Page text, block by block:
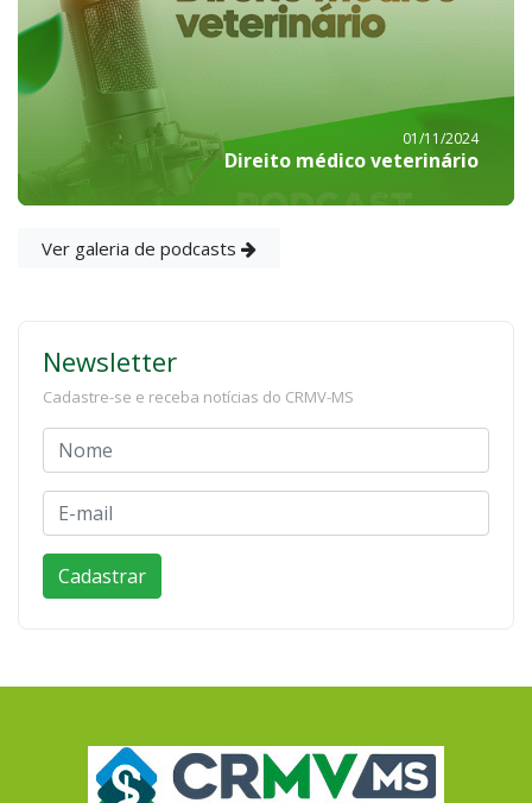
01/11/2024
Direito médico veterinário
Ver galeria de podcasts
Newsletter
Cadastre-se e receba notícias do CRMV-MS